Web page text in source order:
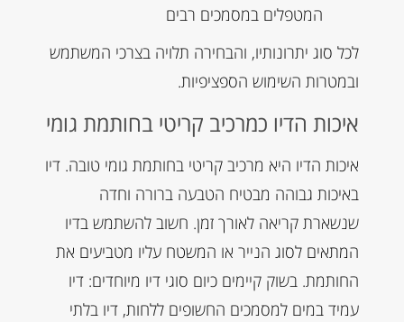
המטפלים במסמכים רבים
לכל סוג יתרונותיו, והבחירה תלויה בצרכי המשתמש
ובמטרות השימוש הספציפיות.
איכות הדיו כמרכיב קריטי בחותמת גומי
איכות הדיו היא מרכיב קריטי בחותמת גומי טובה. דיו
באיכות גבוהה מבטיח הטבעה ברורה וחדה
שנשארת קריאה לאורך זמן. חשוב להשתמש בדיו
המתאים לסוג הנייר או המשטח עליו מטביעים את
החותמת. בשוק קיימים כיום סוגי דיו מיוחדים: דיו
עמיד במים למסמכים החשופים ללחות, דיו בלתי